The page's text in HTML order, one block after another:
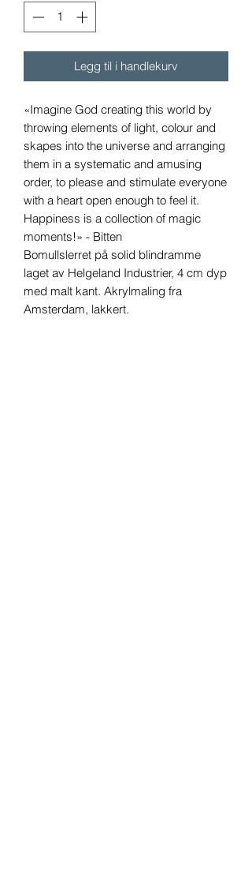
Legg til i handlekurv
«Imagine God creating this world by
throwing elements of light, colour and
skapes into the universe and arranging
them in a systematic and amusing
order, to please and stimulate everyone
with a heart open enough to feel it.
Happiness is a collection of magic
moments!» - Bitten
Bomullslerret på solid blindramme
laget av Helgeland Industrier, 4 cm dyp
med malt kant. Akrylmaling fra
Amsterdam, lakkert.